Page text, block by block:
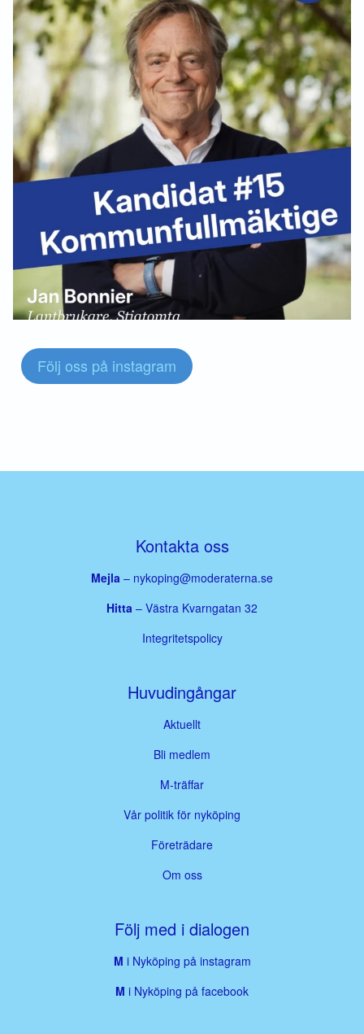
Följ oss på instagram
Kontakta oss
Mejla – nykoping@moderaterna.se
Hitta – Västra Kvarngatan 32
Integritetspolicy
Huvudingångar
Aktuellt
Bli medlem
M-träffar
Vår politik för nyköping
Företrädare
Om oss
Följ med i dialogen
M i Nyköping på instagram
M i Nyköping på facebook